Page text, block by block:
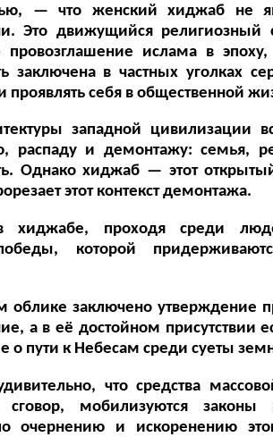
— что женский хиджаб не
Это движущийся религиозный
провозглашение ислама в эпоху,
заключена в частных уголках
проявлять себя в общественной
западной цивилизации
распаду и демонтажу: семья,
Однако хиджаб — этот
этот контекст демонтажа.
проходя среди
которой
облике заключено утверждение
а в её достойном присутствии
о пути к Небесам среди суеты
что средства
сговор, мобилизуются законы
очернению и искоренению